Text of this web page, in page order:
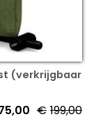
(verkrijgbaar
€ 199,00